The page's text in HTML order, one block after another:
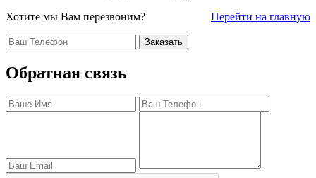
Перейти на главную
Хотите мы Вам перезвоним?
Заказать
Обратная связь